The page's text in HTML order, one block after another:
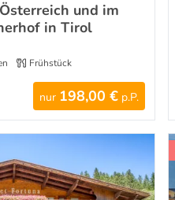
und im
in Tirol
Frühstück
nur 198,00 € p.P.